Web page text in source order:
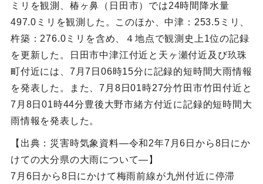
ミリを観測、椿ヶ鼻（日田市）では24時間降水量
497.0ミリを観測した。このほか、中津：253.5ミリ、
杵築：276.0ミリを含め、４地点で観測史上1位の記録
を更新した。日田市中津江付近と天ヶ瀬付近及び玖珠
町付近には、7月7日06時15分に記録的短時間大雨情報
を発表した。また、7月8日01時27分竹田市竹田付近と
7月8日01時44分豊後大野市緒方付近に記録的短時間大
雨情報を発表した。
【出典：災害時気象資料―令和2年7月6日から8日にか
けての大分県の大雨について―】
7月6日から8日にかけて梅雨前線が九州付近に停滞